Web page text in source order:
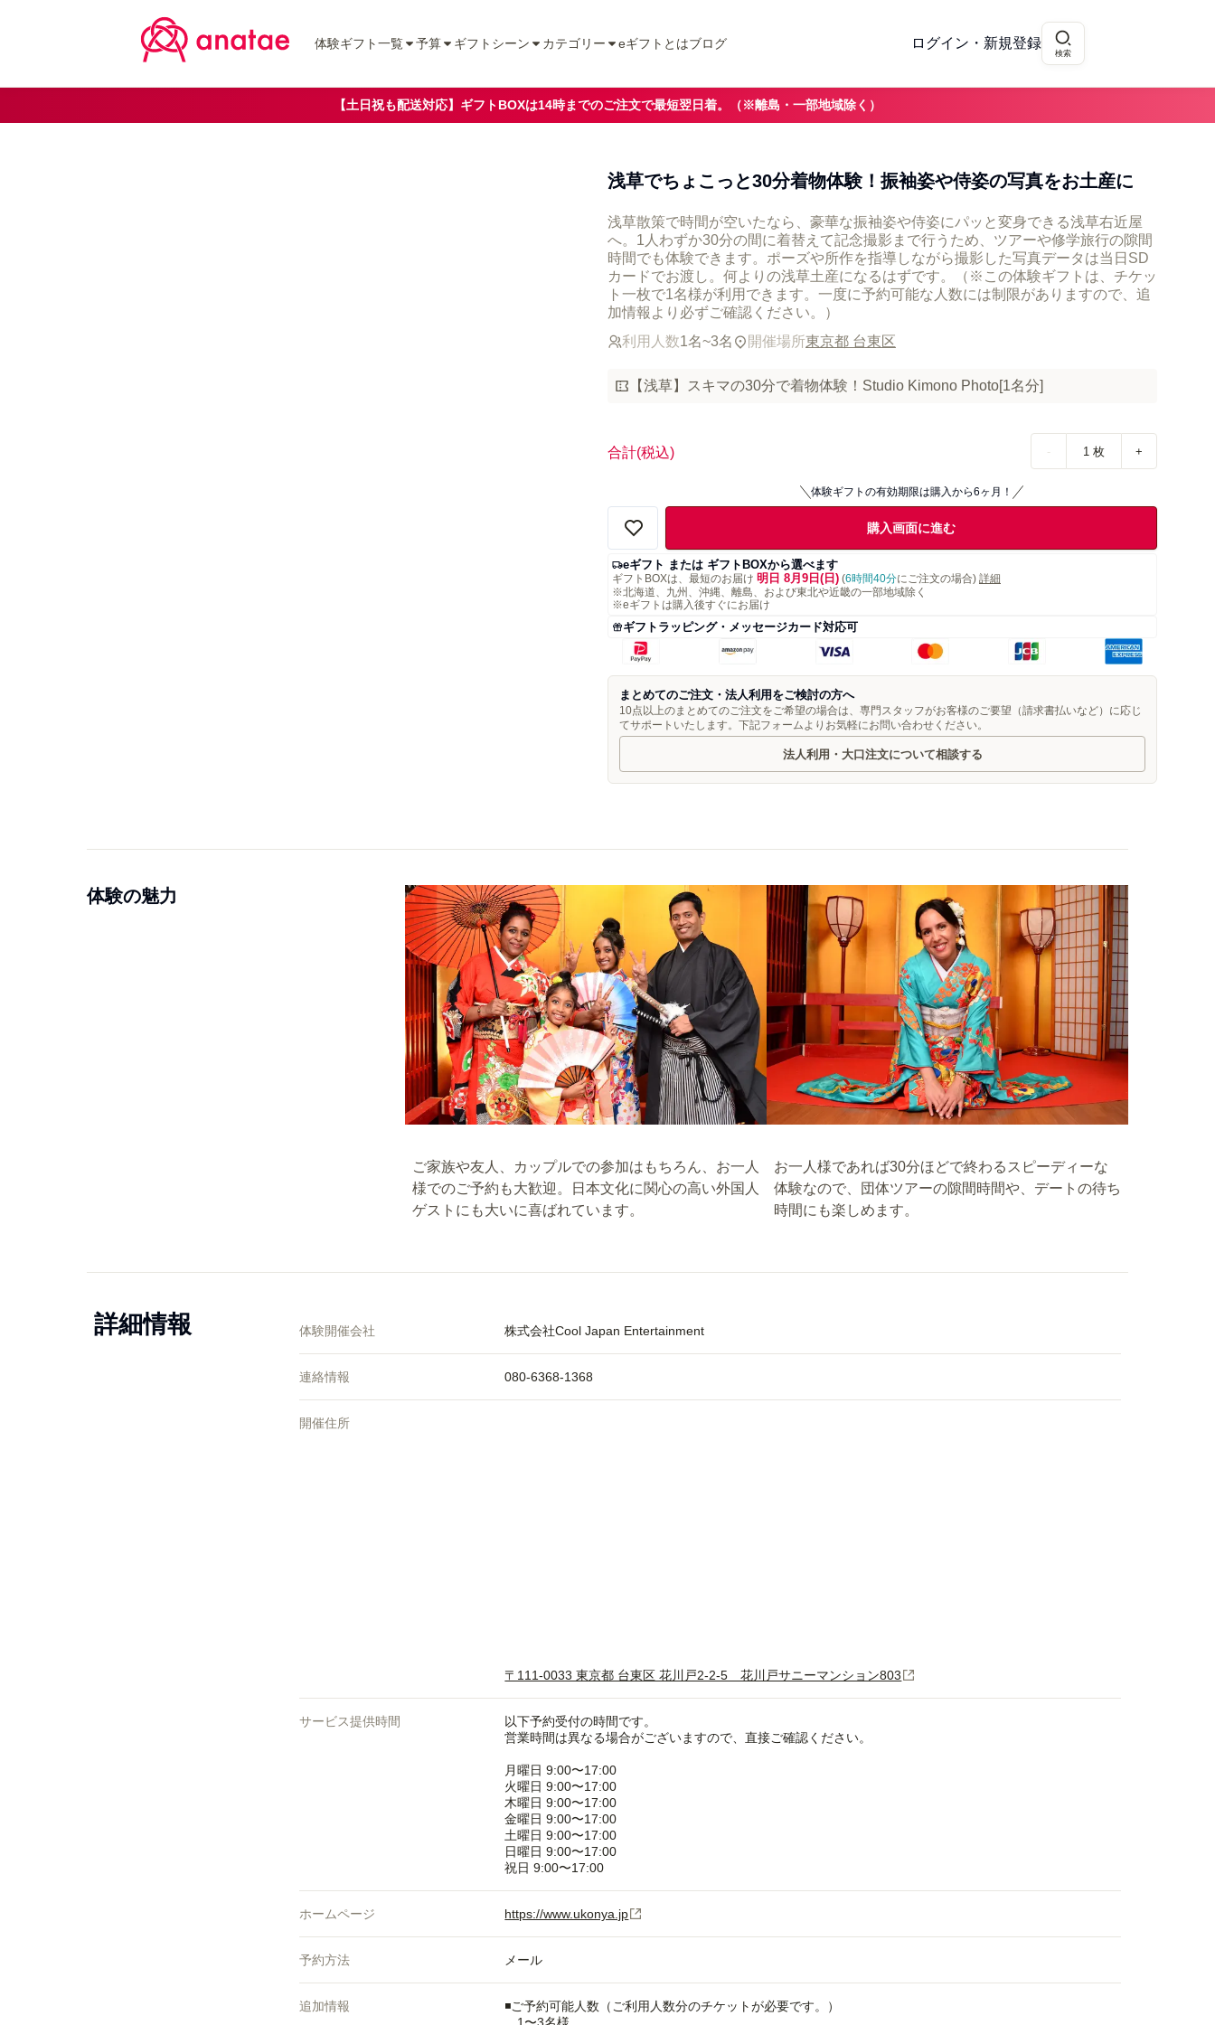
体験ギフト一覧 予算 ギフトシーン カテゴリー eギフトとはブログ ログイン・新規登録
検索
【土日祝も配送対応】ギフトBOXは14時までのご注文で最短翌日着。（※離島・一部地域除く）
浅草でちょこっと30分着物体験！振袖姿や侍姿の写真をお土産に
浅草散策で時間が空いたなら、豪華な振袖姿や侍姿にパッと変身できる浅草右近屋
へ。1人わずか30分の間に着替えて記念撮影まで行うため、ツアーや修学旅行の隙間
時間でも体験できます。ポーズや所作を指導しながら撮影した写真データは当日SD
カードでお渡し。何よりの浅草土産になるはずです。（※この体験ギフトは、チケッ
ト一枚で1名様が利用できます。一度に予約可能な人数には制限がありますので、追
加情報より必ずご確認ください。）
利用人数1名~3名 開催場所東京都 台東区
【浅草】スキマの30分で着物体験！Studio Kimono Photo[1名分]
合計(税込) - 1 枚 +
体験ギフトの有効期限は購入から6ヶ月！
購入画面に進む
eギフト または ギフトBOXから選べます
ギフトBOXは、最短のお届け 明日 8月9日(日) (6時間40分にご注文の場合) 詳細
※北海道、九州、沖縄、離島、および東北や近畿の一部地域除く
※eギフトは購入後すぐにお届け
ギフトラッピング・メッセージカード対応可
まとめてのご注文・法人利用をご検討の方へ
10点以上のまとめてのご注文をご希望の場合は、専門スタッフがお客様のご要望（請求書払いなど）に応じ
てサポートいたします。下記フォームよりお気軽にお問い合わせください。
法人利用・大口注文について相談する
体験の魅力
ご家族や友人、カップルでの参加はもちろん、お一人
様でのご予約も大歓迎。日本文化に関心の高い外国人
ゲストにも大いに喜ばれています。
お一人様であれば30分ほどで終わるスピーディーな
体験なので、団体ツアーの隙間時間や、デートの待ち
時間にも楽しめます。
詳細情報 体験開催会社 株式会社Cool Japan Entertainment
連絡情報 080-6368-1368
開催住所
〒111-0033 東京都 台東区 花川戸2-2-5 花川戸サニーマンション803
サービス提供時間
以下予約受付の時間です。
営業時間は異なる場合がございますので、直接ご確認ください。
月曜日 9:00〜17:00
火曜日 9:00〜17:00
木曜日 9:00〜17:00
金曜日 9:00〜17:00
土曜日 9:00〜17:00
日曜日 9:00〜17:00
祝日 9:00〜17:00
ホームページ https://www.ukonya.jp
予約方法 メール
追加情報
◾️ご予約可能人数（ご利用人数分のチケットが必要です。）